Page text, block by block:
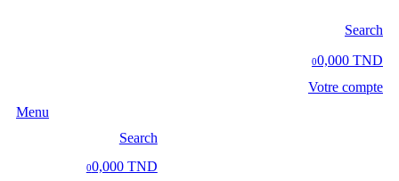
Search
00,000 TND
Votre compte
Menu
Search
00,000 TND